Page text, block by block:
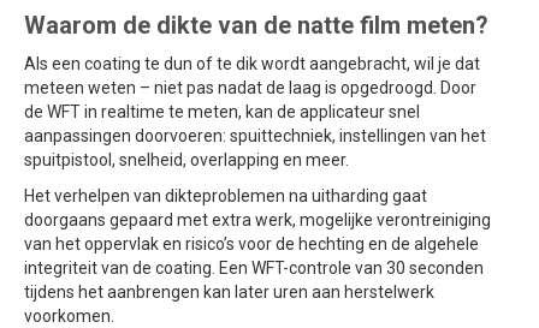
Waarom de dikte van de natte film meten?
Als een coating te dun of te dik wordt aangebracht, wil je dat
meteen weten – niet pas nadat de laag is opgedroogd. Door
de WFT in realtime te meten, kan de applicateur snel
aanpassingen doorvoeren: spuittechniek, instellingen van het
spuitpistool, snelheid, overlapping en meer.
Het verhelpen van dikteproblemen na uitharding gaat
doorgaans gepaard met extra werk, mogelijke verontreiniging
van het oppervlak en risico’s voor de hechting en de algehele
integriteit van de coating. Een WFT-controle van 30 seconden
tijdens het aanbrengen kan later uren aan herstelwerk
voorkomen.